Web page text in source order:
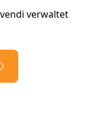
verwaltet